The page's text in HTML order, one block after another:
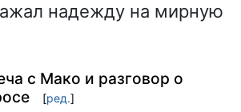
надежду на мирную
с Мако и разговор о
[ред.]